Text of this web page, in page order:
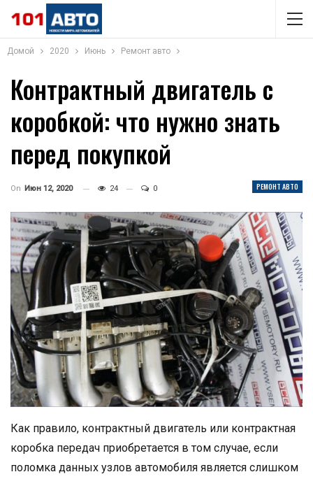
Домой 2020 Июнь Ремонт авто
Контрактный двигатель с
коробкой: что нужно знать
перед покупкой
РЕМОНТ АВТО
On Июн 12, 2020 24 0
Как правило, контрактный двигатель или контрактная
коробка передач приобретается в том случае, если
поломка данных узлов автомобиля является слишком